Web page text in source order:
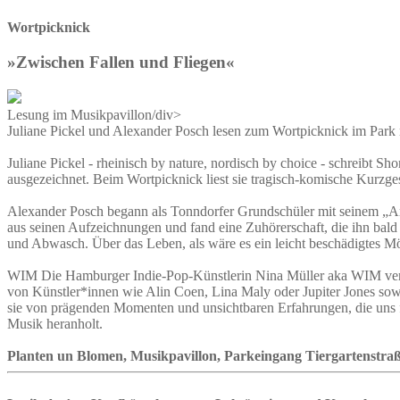
Wortpicknick
»Zwischen Fallen und Fliegen«
Lesung im Musikpavillon/div>
Juliane Pickel und Alexander Posch lesen zum Wortpicknick im
Juliane Pickel - rheinisch by nature, nordisch by choice - schreibt
ausgezeichnet. Beim Wortpicknick liest sie tragisch-komische
Alexander Posch begann als Tonndorfer Grundschüler mit seinem
aus seinen Aufzeichnungen und fand eine Zuhörerschaft, die ihn
und Abwasch. Über das Leben, als wäre es ein leicht beschädigtes
WIM Die Hamburger Indie-Pop-Künstlerin Nina Müller aka WIM
von Künstler*innen wie Alin Coen, Lina Maly oder Jupiter Jones
sie von prägenden Momenten und unsichtbaren Erfahrungen, die
Musik heranholt.
Planten un Blomen, Musikpavillon, Parkeingang